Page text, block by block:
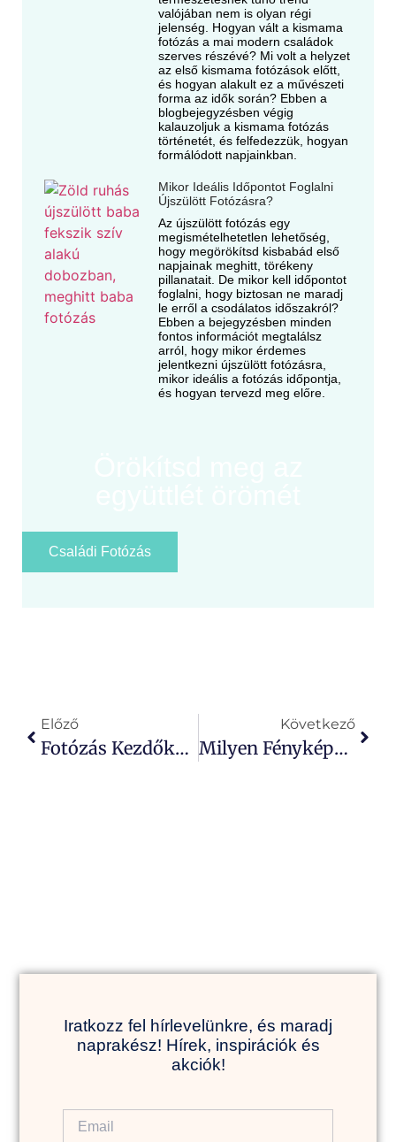
valójában nem is olyan régi
jelenség. Hogyan vált a kismama
fotózás a mai modern családok
szerves részévé? Mi volt a helyzet
az első kismama fotózások előtt,
és hogyan alakult ez a művészeti
forma az idők során? Ebben a
blogbejegyzésben végig
kalauzoljuk a kismama fotózás
történetét, és felfedezzük, hogyan
formálódott napjainkban.
Mikor Ideális Időpontot Foglalni
Újszülött Fotózásra?
Az újszülött fotózás egy
megismételhetetlen lehetőség,
hogy megörökítsd kisbabád első
napjainak meghitt, törékeny
pillanatait. De mikor kell időpontot
foglalni, hogy biztosan ne maradj
le erről a csodálatos időszakról?
Ebben a bejegyzésben minden
fontos információt megtalálsz
arról, hogy mikor érdemes
jelentkezni újszülött fotózásra,
mikor ideális a fotózás időpontja,
és hogyan tervezd meg előre.
Családi Fotózás
Előző
Fotózás Kezdőknek – Kompozíciós Tippek És Trükkök, Hogy Szebbek Legyenek A Képeid
Következő
Milyen Fényképezőgépet Vásároljak? – Kezdők És Haladók Útmutatója
Iratkozz fel hírlevelünkre, és maradj
naprakész! Hírek, inspirációk és
akciók!